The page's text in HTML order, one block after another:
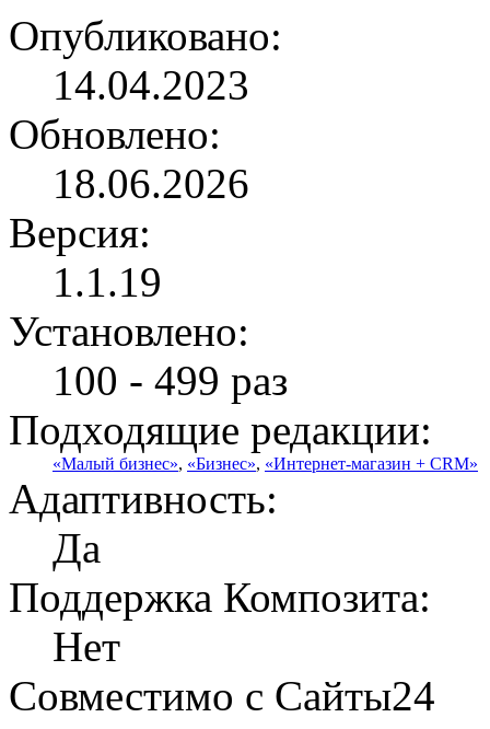
Опубликовано:
14.04.2023
Обновлено:
18.06.2026
Версия:
1.1.19
Установлено:
100 - 499 раз
Подходящие редакции:
«Малый бизнес», «Бизнес», «Интернет-магазин + CRM»
Адаптивность:
Да
Поддержка Композита:
Нет
Совместимо с Сайты24